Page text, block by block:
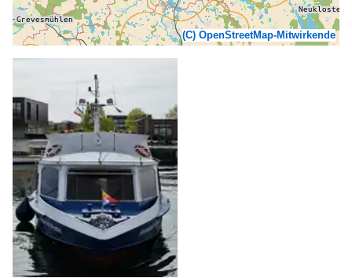
(C) OpenStreetMap-Mitwirkende